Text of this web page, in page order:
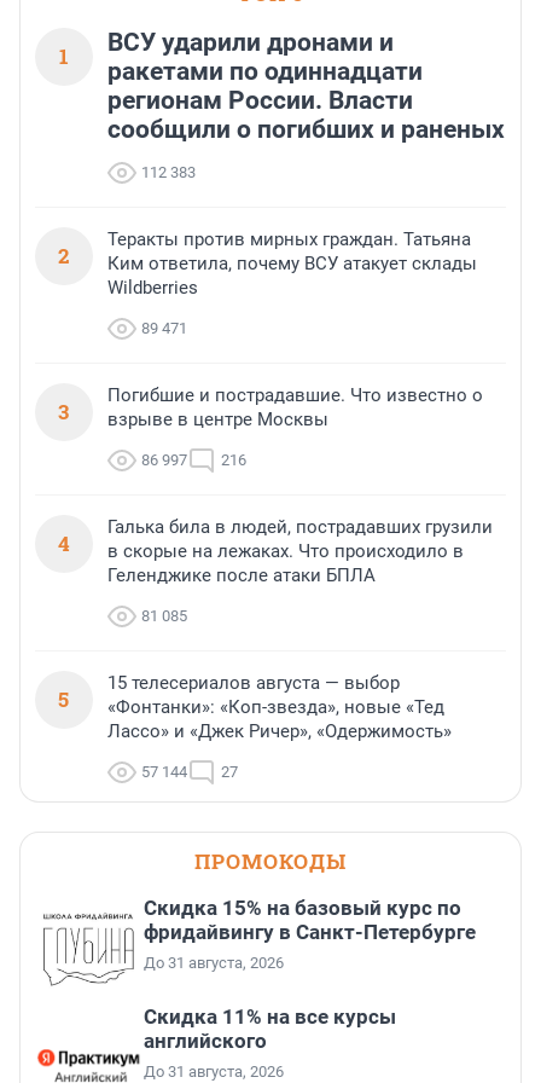
1
ВСУ ударили дронами и
ракетами по одиннадцати
регионам России. Власти
сообщили о погибших и раненых
112 383
2
Теракты против мирных граждан. Татьяна
Ким ответила, почему ВСУ атакует склады
Wildberries
89 471
3
Погибшие и пострадавшие. Что известно о
взрыве в центре Москвы
86 997 216
4
Галька била в людей, пострадавших грузили
в скорые на лежаках. Что происходило в
Геленджике после атаки БПЛА
81 085
5
15 телесериалов августа — выбор
«Фонтанки»: «Коп-звезда», новые «Тед
Лассо» и «Джек Ричер», «Одержимость»
57 144 27
ПРОМОКОДЫ
Скидка 15% на базовый курс по
фридайвингу в Санкт-Петербурге
До 31 августа, 2026
Скидка 11% на все курсы
английского
До 31 августа, 2026